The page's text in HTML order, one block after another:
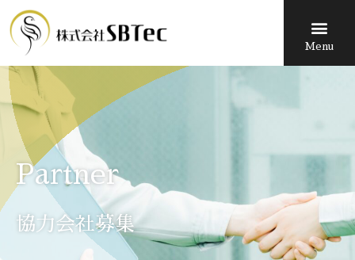
Menu
Partner
協力会社募集